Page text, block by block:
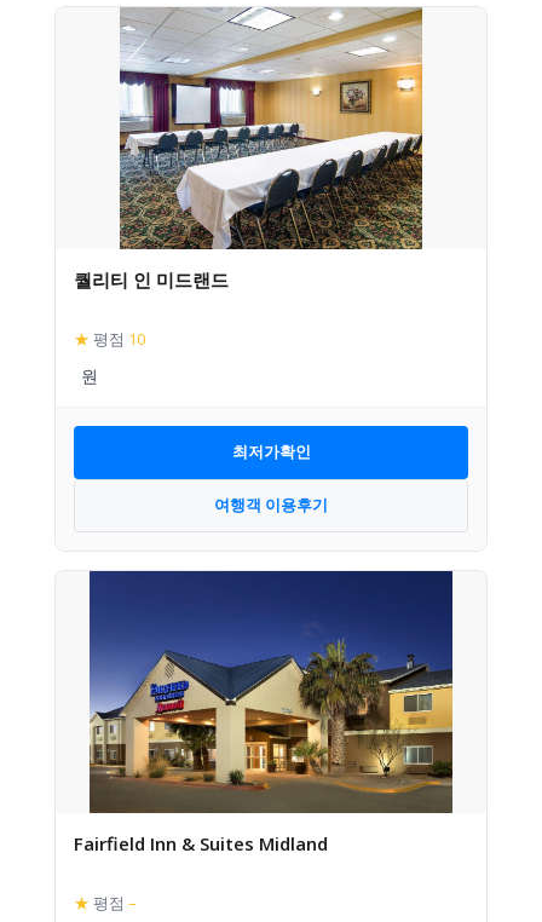
퀄리티 인 미드랜드
★ 평점 10
최저가확인
여행객 이용후기
Fairfield Inn & Suites Midland
★ 평점 –